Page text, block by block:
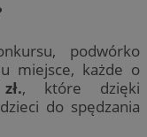
podwórko
miejsce, każde o
, które dzięki
do spędzania